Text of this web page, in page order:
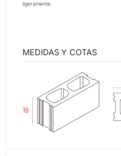
ligeramente.
MEDIDAS Y COTAS